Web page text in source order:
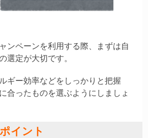
ンペーンを利用する際、まずは自
選定が大切です。
ギー効率などをしっかりと把握
合ったものを選ぶようにしましょ
イント